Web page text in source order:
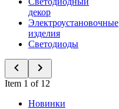
декор
Электроустановочные
изделия
Светодиоды
Item 1 of 12
Новинки